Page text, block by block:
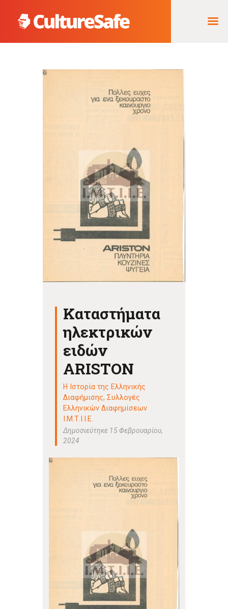
ΑΡΧΙΚΉ
ΦΟΡΈΑΣ ΥΛΟΠΟΊΗΣΗΣ
ΤΕΚΜΗΡΊΩΝ
Καταστήματα
ηλεκτρικών
ειδών
ARISTON
Η Ιστορία της Ελληνικής
Διαφήμισης,Συλλογές
Ελληνικών Διαφημίσεων
Ι.Μ.Τ.Ι.Ι.Ε.
Δημοσιεύτηκε 15 Φεβρουαρίου,
2024